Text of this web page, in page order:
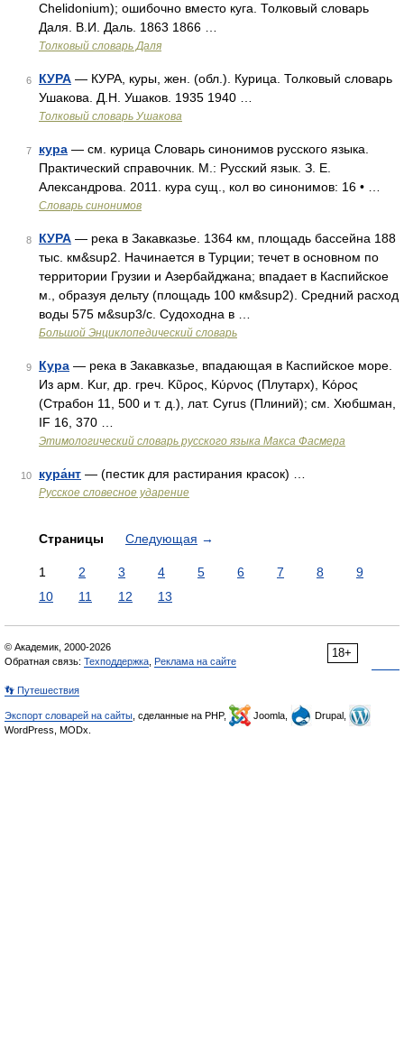
Chelidonium); ошибочно вместо куга. Толковый словарь
Даля. В.И. Даль. 1863 1866 …
Толковый словарь Даля
6 КУРА — КУРА, куры, жен. (обл.). Курица. Толковый словарь
Ушакова. Д.Н. Ушаков. 1935 1940 …
Толковый словарь Ушакова
7 кура — см. курица Словарь синонимов русского языка.
Практический справочник. М.: Русский язык. З. Е.
Александрова. 2011. кура сущ., кол во синонимов: 16 • …
Словарь синонимов
8 КУРА — река в Закавказье. 1364 км, площадь бассейна 188
тыс. км&sup2. Начинается в Турции; течет в основном по
территории Грузии и Азербайджана; впадает в Каспийское
м., образуя дельту (площадь 100 км&sup2). Средний расход
воды 575 м&sup3/с. Судоходна в …
Большой Энциклопедический словарь
9 Кура — река в Закавказье, впадающая в Каспийское море.
Из арм. Kur, др. греч. Κῦρος, Κύρνος (Плутарх), Κόρος
(Страбон 11, 500 и т. д.), лат. Суrus (Плиний); см. Хюбшман,
IF 16, 370 …
Этимологический словарь русского языка Макса Фасмера
10 кура́нт — (пестик для растирания красок) …
Русское словесное ударение
Страницы Следующая →
1 2 3 4 5 6 7 8
9
10
11 12 13
18+
© Академик, 2000-2026
Обратная связь: Техподдержка Реклама на сайте
👣 Путешествия
Экспорт словарей на сайты , сделанные на PHP, Joomla,
Drupal,
WordPress, MODx.